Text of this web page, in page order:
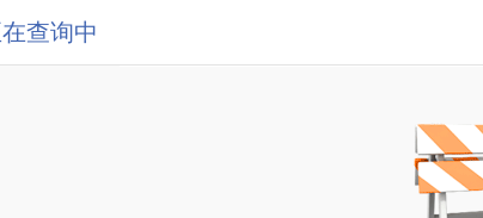
查询中